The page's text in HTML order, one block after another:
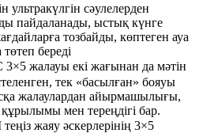
ультракүлгін сәулелерден
пайдаланады, ыстық күнге
тозбайды, көптеген ауа
береді
3×5 жалауы екі жағынан да мәтін
тек «басылған» бояуы
жалаулардан айырмашылығы,
мен тереңдігі бар.
жаяу әскерлерінің 3×5